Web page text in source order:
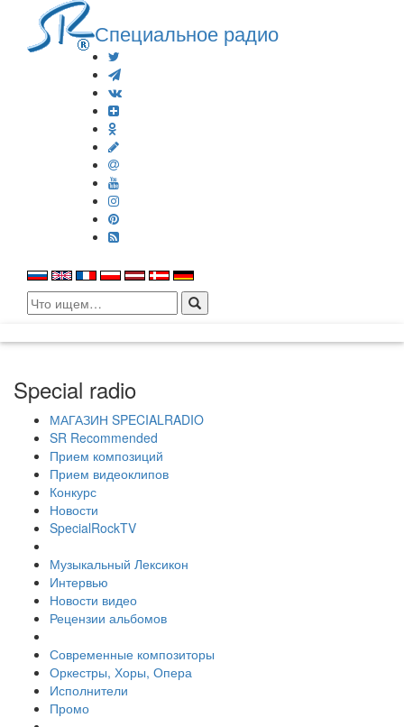
Специальное радио
Search
for:
Special radio
МАГАЗИН SPECIALRADIO
SR Recommended
Прием композиций
Прием видеоклипов
Конкурс
Новости
SpecialRockTV
Музыкальный Лексикон
Интервью
Новости видео
Рецензии альбомов
Современные композиторы
Оркестры, Хоры, Опера
Исполнители
Промо